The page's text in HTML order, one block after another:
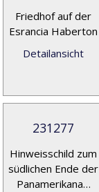
Friedhof auf der
Esrancia Haberton
Detailansicht
231277
Hinweisschild zum
südlichen Ende der
Panamerikana…